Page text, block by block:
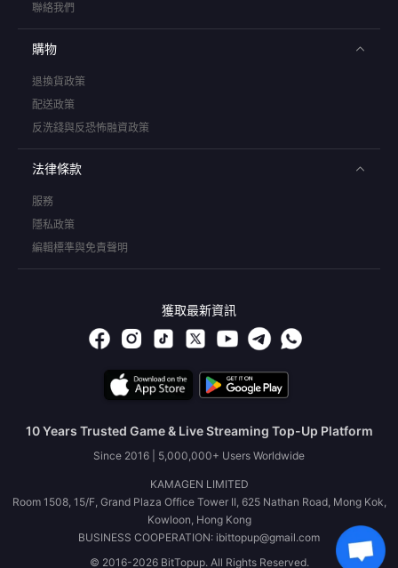
聯絡我們
購物
退換貨政策
配送政策
反洗錢與反恐怖融資政策
法律條款
服務
隱私政策
編輯標準與免責聲明
獲取最新資訊
10 Years Trusted Game & Live Streaming Top-Up Platform
Since 2016 | 5,000,000+ Users Worldwide
KAMAGEN LIMITED
Room 1508, 15/F, Grand Plaza Office Tower II, 625 Nathan Road, Mong Kok,
Kowloon, Hong Kong
BUSINESS COOPERATION: ibittopup@gmail.com
© 2016-2026 BitTopup. All Rights Reserved.